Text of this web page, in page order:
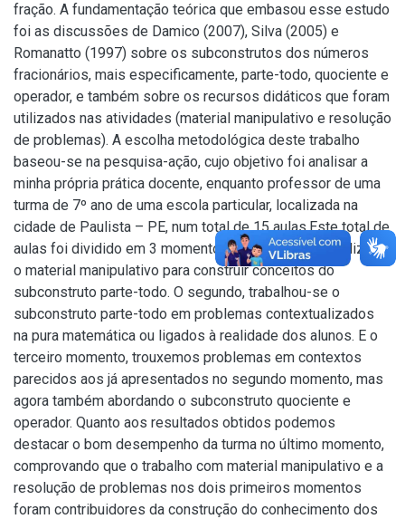
fração. A fundamentação teórica que embasou esse estudo
foi as discussões de Damico (2007), Silva (2005) e
Romanatto (1997) sobre os subconstrutos dos números
fracionários, mais especificamente, parte-todo, quociente e
operador, e também sobre os recursos didáticos que foram
utilizados nas atividades (material manipulativo e resolução
de problemas). A escolha metodológica deste trabalho
baseou-se na pesquisa-ação, cujo objetivo foi analisar a
minha própria prática docente, enquanto professor de uma
turma de 7º ano de uma escola particular, localizada na
cidade de Paulista – PE, num total de 15 aulas.Este total de
aulas foi dividido em 3 momentos: no primeiro, foi utilizado
o material manipulativo para construir conceitos do
subconstruto parte-todo. O segundo, trabalhou-se o
subconstruto parte-todo em problemas contextualizados
na pura matemática ou ligados à realidade dos alunos. E o
terceiro momento, trouxemos problemas em contextos
parecidos aos já apresentados no segundo momento, mas
agora também abordando o subconstruto quociente e
operador. Quanto aos resultados obtidos podemos
destacar o bom desempenho da turma no último momento,
comprovando que o trabalho com material manipulativo e a
resolução de problemas nos dois primeiros momentos
foram contribuidores da construção do conhecimento dos